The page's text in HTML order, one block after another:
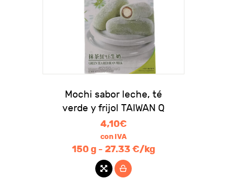
Mochi sabor leche, té
verde y frijol TAIWAN Q
4,10€
con IVA
150 g - 27.33 €/kg